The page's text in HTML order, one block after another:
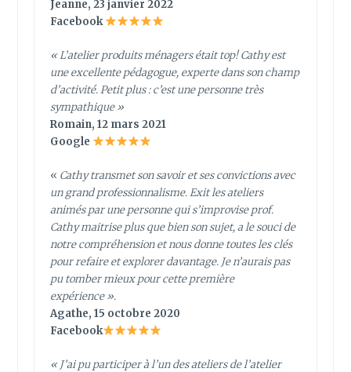
Jeanne, 23 janvier 2022
Facebook
«L’atelier produits ménagers était top! Cathy est
une excellente pédagogue, experte dans son champ
d’activité. Petit plus : c’est une personne très
sympathique»
Romain, 12 mars 2021
Google
« Cathy transmet son savoir et ses convictions avec
un grand professionnalisme. Exit les ateliers
animés par une personne qui s’improvise prof.
Cathy maitrise plus que bien son sujet, a le souci de
notre compréhension et nous donne toutes les clés
pour refaire et explorer davantage. Je n’aurais pas
pu tomber mieux pour cette première
expérience ».
Agathe, 15 octobre 2020
Facebook
«J’ai pu participer à l’un des ateliers de l’atelier